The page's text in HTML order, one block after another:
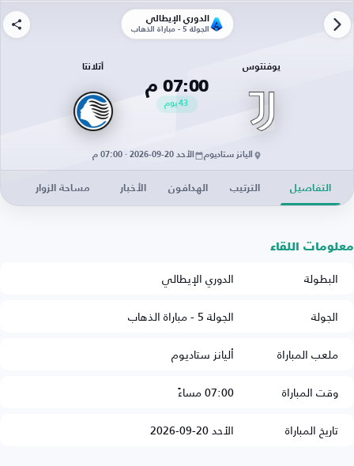
الدوري الإيطالي
الجولة 5 - مباراة الذهاب
يوفنتوس
07:00 م
43يوم
أتلانتا
أليانز ستاديوم الأحد 20-09-2026 · 07:00 م
التفاصيل الترتيب الهدافون الأخبار مساحة الزوار
معلومات اللقاء
البطولة
الدوري الإيطالي
الجولة
الجولة 5 - مباراة الذهاب
ملعب المباراة
أليانز ستاديوم
وقت المباراة
07:00 مساءً
تاريخ المباراة
الأحد 20-09-2026